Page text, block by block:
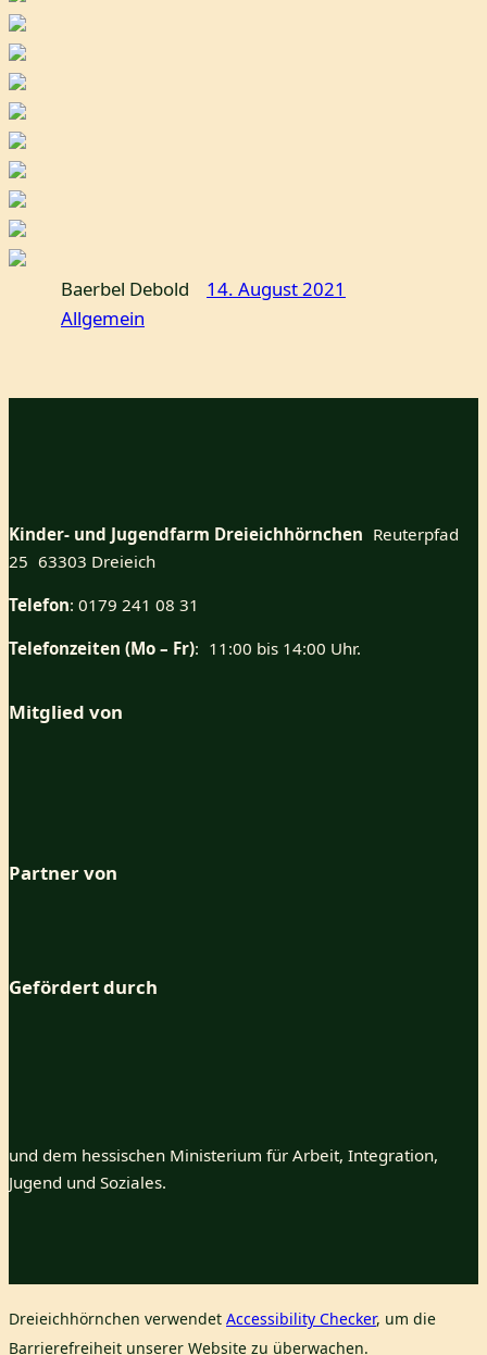
Baerbel Debold
14. August 2021
Allgemein
Kinder- und Jugendfarm Dreieichhörnchen Reuterpfad
25 63303 Dreieich
Telefon: 0179 241 08 31
Telefonzeiten (Mo – Fr): 11:00 bis 14:00 Uhr.
Mitglied von
Partner von
Gefördert durch
und dem hessischen Ministerium für Arbeit, Integration,
Jugend und Soziales.
Dreieichhörnchen verwendet Accessibility Checker, um die
Barrierefreiheit unserer Website zu überwachen.